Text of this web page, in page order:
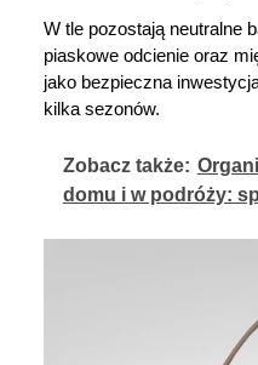
W tle pozostają neutralne
piaskowe odcienie oraz
jako bezpieczna
kilka sezonów.
Zobacz także:
domu i w podróży: